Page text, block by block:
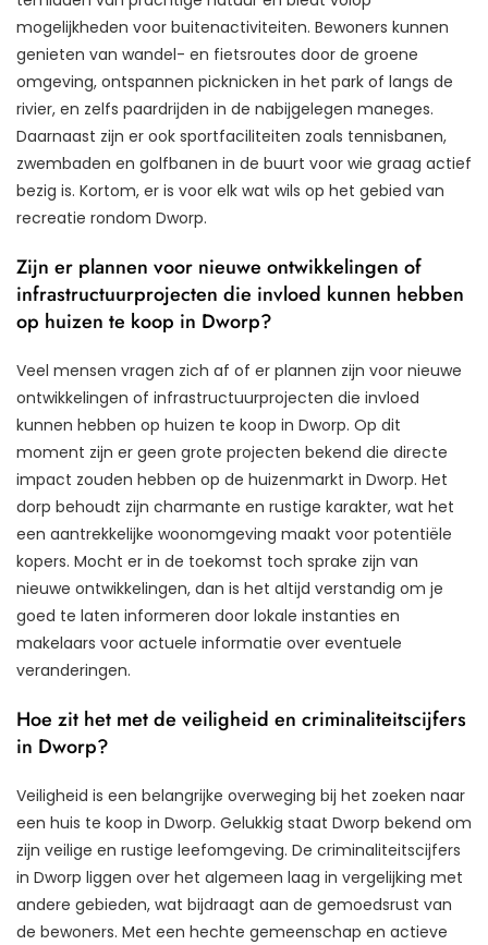
mogelijkheden voor buitenactiviteiten. Bewoners kunnen
genieten van wandel- en fietsroutes door de groene
omgeving, ontspannen picknicken in het park of langs de
rivier, en zelfs paardrijden in de nabijgelegen maneges.
Daarnaast zijn er ook sportfaciliteiten zoals tennisbanen,
zwembaden en golfbanen in de buurt voor wie graag actief
bezig is. Kortom, er is voor elk wat wils op het gebied van
recreatie rondom Dworp.
Zijn er plannen voor nieuwe ontwikkelingen of
infrastructuurprojecten die invloed kunnen hebben
op huizen te koop in Dworp?
Veel mensen vragen zich af of er plannen zijn voor nieuwe
ontwikkelingen of infrastructuurprojecten die invloed
kunnen hebben op huizen te koop in Dworp. Op dit
moment zijn er geen grote projecten bekend die directe
impact zouden hebben op de huizenmarkt in Dworp. Het
dorp behoudt zijn charmante en rustige karakter, wat het
een aantrekkelijke woonomgeving maakt voor potentiële
kopers. Mocht er in de toekomst toch sprake zijn van
nieuwe ontwikkelingen, dan is het altijd verstandig om je
goed te laten informeren door lokale instanties en
makelaars voor actuele informatie over eventuele
veranderingen.
Hoe zit het met de veiligheid en criminaliteitscijfers
in Dworp?
Veiligheid is een belangrijke overweging bij het zoeken naar
een huis te koop in Dworp. Gelukkig staat Dworp bekend om
zijn veilige en rustige leefomgeving. De criminaliteitscijfers
in Dworp liggen over het algemeen laag in vergelijking met
andere gebieden, wat bijdraagt aan de gemoedsrust van
de bewoners. Met een hechte gemeenschap en actieve